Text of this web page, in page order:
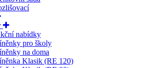
nabídky
pro školy
na doma
Klasik (RE 120)